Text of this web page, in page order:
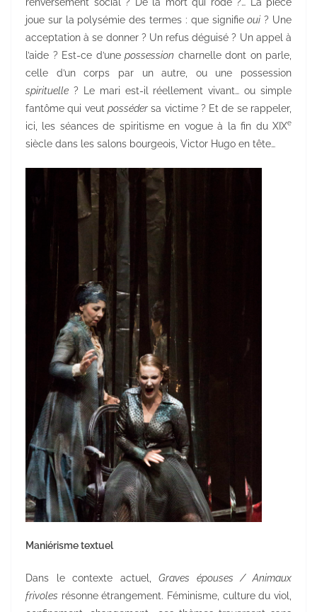
joue sur la polysémie des termes : que signifieoui ? Une
acceptation à se donner ? Un refus déguisé ? Un appel à
l’aide ? Est-ce d’une possession charnelle dont on parle,
celle d’un corps par un autre, ou une possession
spirituelle ? Le mari est-il réellement vivant… ou simple
fantôme qui veut possédersa victime ? Et de se rappeler,
ici, les séances de spiritisme en vogue à la fin du XIXe
siècle dans les salons bourgeois, Victor Hugo en tête…
Maniérisme textuel
Dans le contexte actuel,Graves épouses / Animaux
frivoles résonne étrangement. Féminisme, culture du viol,